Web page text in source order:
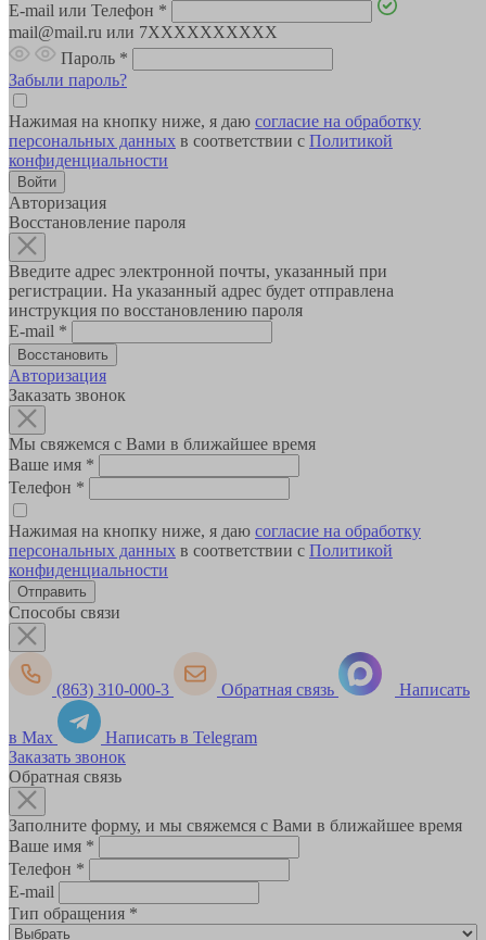
E-mail или Телефон *
mail@mail.ru или 7XXXXXXXXXX
Пароль *
Забыли пароль?
Нажимая на кнопку ниже, я даю согласие на обработку
персональных данных в соответствии с Политикой
конфиденциальности
Авторизация
Восстановление пароля
Введите адрес электронной почты, указанный при
регистрации. На указанный адрес будет отправлена
инструкция по восстановлению пароля
E-mail *
Авторизация
Заказать звонок
Мы свяжемся с Вами в ближайшее время
Ваше имя *
Телефон *
Нажимая на кнопку ниже, я даю согласие на обработку
персональных данных в соответствии с Политикой
конфиденциальности
Способы связи
(863) 310-000-3 Обратная связь Написать
в Max
Написать в Telegram
Заказать звонок
Обратная связь
Заполните форму, и мы свяжемся с Вами в ближайшее время
Ваше имя *
Телефон *
E-mail
Тип обращения *